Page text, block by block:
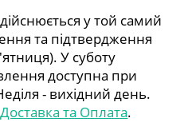
у той самий
та підтвердження
У суботу
доступна при
- вихідний день.
Доставка та Оплата.